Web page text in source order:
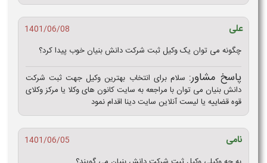
علی
1401/06/08
چگونه می توان یک وکیل ثبت شرکت دانش بنیان خوب پیدا کرد؟
پاسخ مشاور: سلام برای انتخاب بهترین وکیل جهت ثبت شرکت
دانش بنیان می توان با مراجعه به سایت کانون های وکلا یا مرکز وکلای
قوه قضاییه یا لیست آنلاین سایت دینا اقدام نمود
نامی
1401/06/05